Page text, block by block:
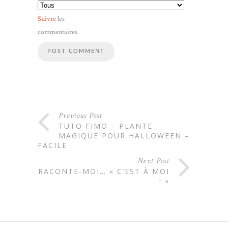
Suivreles
commentaires.
Previous Post
TUTO FIMO – PLANTE
MAGIQUE POUR HALLOWEEN –
FACILE
Next Post
RACONTE-MOI… « C’EST À MOI
! »